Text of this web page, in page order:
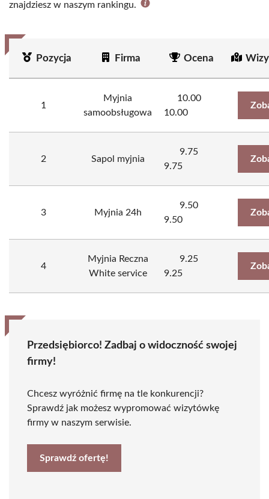
znajdziesz w naszym rankingu.
Pozycja Firma Ocena
1
Myjnia
samoobsługowa
10.00
10.00
2 Sapol myjnia
9.75
9.75
3 Myjnia 24h
9.50
9.50
4
Myjnia Reczna
White service
9.25
9.25
Przedsiębiorco! Zadbaj o widoczność swojej
firmy!
Chcesz wyróżnić firmę na tle konkurencji?
Sprawdź jak możesz wypromować wizytówkę
firmy w naszym serwisie.
Sprawdź ofertę!